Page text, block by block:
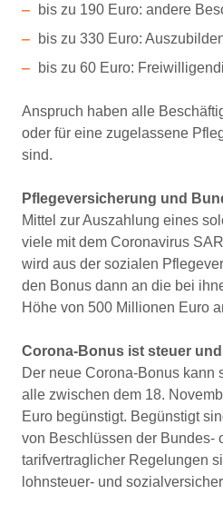
bis zu 190 Euro: andere
bis zu 330 Euro:
bis zu 60 Euro:
Anspruch haben alle
oder für eine zugelassene
sind.
Pflegeversicherung und
Mittel zur Auszahlung eines
viele mit dem Coronavirus
wird aus der sozialen
den Bonus dann an die bei
Höhe von 500 Millionen Euro
Corona­-Bonus ist steuer­
Der neue Corona-Bonus kann
alle zwischen dem 18.
Euro begünstigt. Begünstigt
von Beschlüssen der Bundes-
tarifvertraglicher Regelungen
lohnsteuer- und